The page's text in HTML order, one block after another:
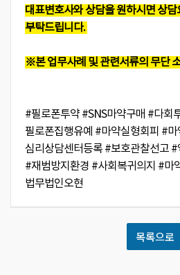
대표변호사와 상담을 원하시면 상
부탁드립니다.
※본 업무사례 및 관련서류의 무단
#필로폰투약 #SNS마약구매 #다회
필로폰집행유예 #마약실형회피 #
심리상담센터등록 #보호관찰선고
#재범방지환경 #사회복귀의지 #마
법무법인오현
목록으로